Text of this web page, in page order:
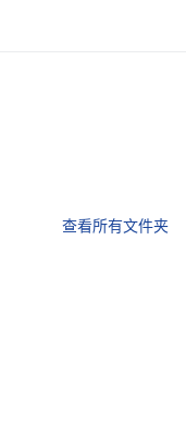
查看所有文件夹